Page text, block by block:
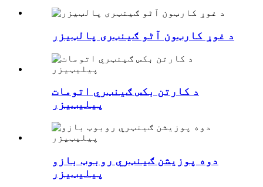
د غوړ کارټون آٹو ګینټری پالټیزر
د کارتن بکس ګینټري اتومات
پیلیټیزر
دوه پوزیشن ګینټري روبوټ بازو
پیلیټیزر